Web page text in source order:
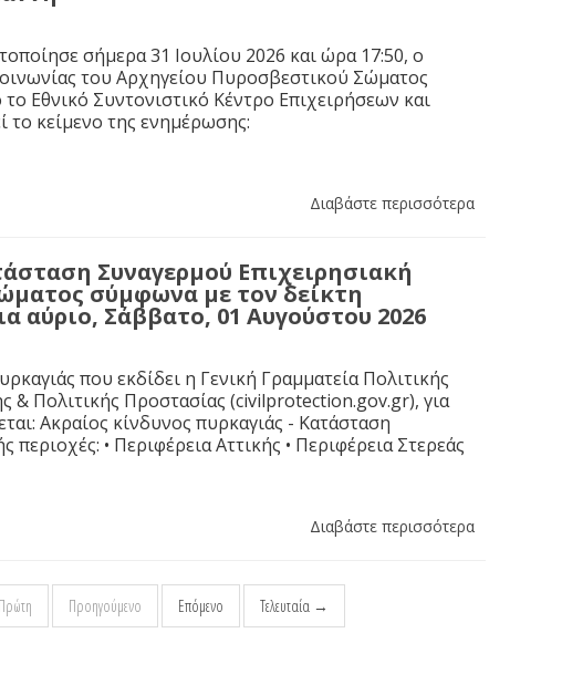
σήμερα 31 Ιουλίου 2026 και ώρα 17:50, ο
του Αρχηγείου Πυροσβεστικού Σώματος
Εθνικό Συντονιστικό Κέντρο Επιχειρήσεων και
το κείμενο της ενημέρωσης:
Διαβάστε περισσότερα
Συναγερμού Επιχειρησιακή
σύμφωνα με τον δείκτη
αύριο, Σάββατο, 01 Αυγούστου 2026
που εκδίδει η Γενική Γραμματεία Πολιτικής
& Πολιτικής Προστασίας (civilprotection.gov.gr), για
Ακραίος κίνδυνος πυρκαγιάς - Κατάσταση
• Περιφέρεια Αττικής • Περιφέρεια Στερεάς
Διαβάστε περισσότερα
Προηγούμενο Επόμενο Τελευταία →